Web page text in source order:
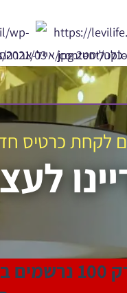
לקחת כרטיס
בשידור!